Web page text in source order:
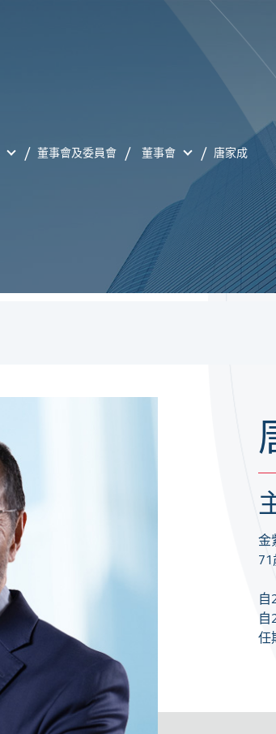
董事會及委員會 董事會 唐家成
金
71
自
自
任